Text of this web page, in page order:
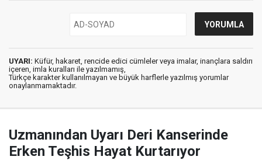
UYARI: Küfür, hakaret, rencide edici cümleler veya imalar, inançlara saldırı
içeren, imla kuralları ile yazılmamış,
Türkçe karakter kullanılmayan ve büyük harflerle yazılmış yorumlar
onaylanmamaktadır.
Uzmanından Uyarı Deri Kanserinde
Erken Teşhis Hayat Kurtarıyor